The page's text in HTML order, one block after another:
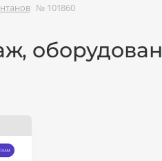
№ 101860